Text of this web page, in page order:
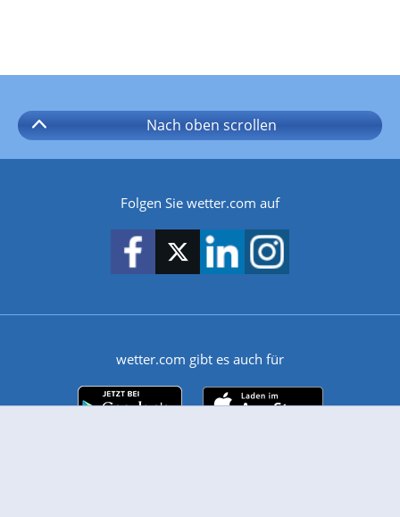
Nach oben scrollen
Folgen Sie wetter.com auf
wetter.com gibt es auch für